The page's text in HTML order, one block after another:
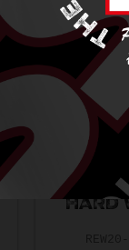
UNIHOC
HARD